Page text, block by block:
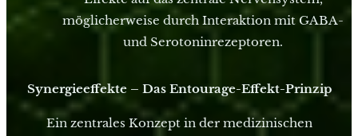
möglicherweise durch Interaktion mit GABA-
und Serotoninrezeptoren.
Synergieeffekte – Das Entourage-Effekt-Prinzip
Ein zentrales Konzept in der medizinischen